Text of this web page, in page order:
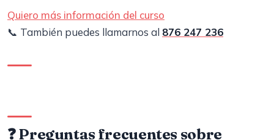
Quiero más información del curso
📞 También puedes llamarnos al 876 247 236
❓ Preguntas frecuentes sobre